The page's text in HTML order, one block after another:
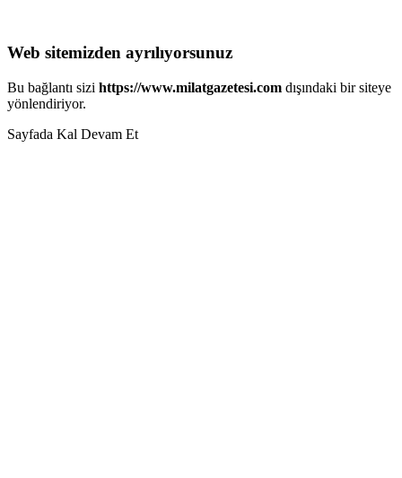
Web sitemizden ayrılıyorsunuz
Bu bağlantı sizi https://www.milatgazetesi.com dışındaki bir siteye
yönlendiriyor.
Sayfada Kal Devam Et